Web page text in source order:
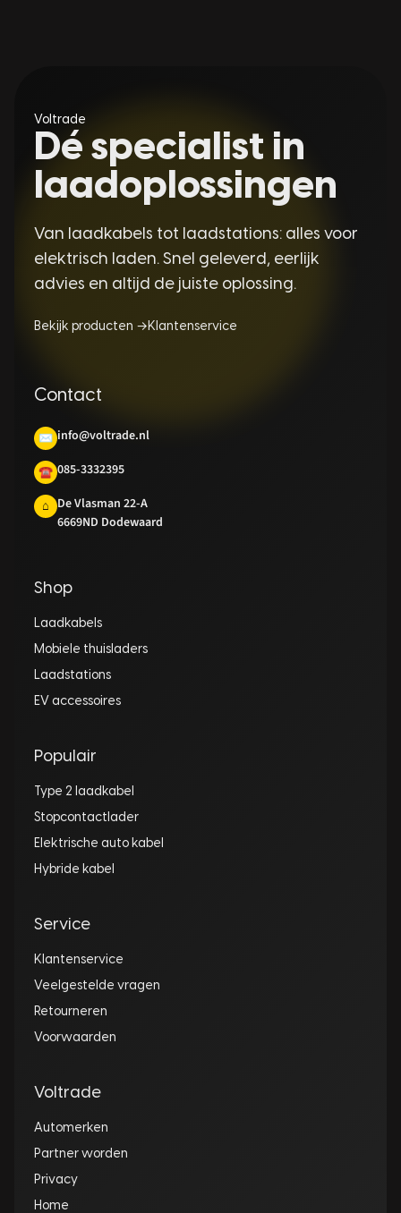
Voltrade
Dé specialist in
laadoplossingen
Van laadkabels tot laadstations: alles voor
elektrisch laden. Snel geleverd, eerlijk
advies en altijd de juiste oplossing.
Bekijk producten →Klantenservice
Contact
✉ info@voltrade.nl
☎ 085-3332395
⌂
De Vlasman 22-A
6669ND Dodewaard
Shop
Laadkabels
Mobiele thuisladers
Laadstations
EV accessoires
Populair
Type 2 laadkabel
Stopcontactlader
Elektrische auto kabel
Hybride kabel
Service
Klantenservice
Veelgestelde vragen
Retourneren
Voorwaarden
Voltrade
Automerken
Partner worden
Privacy
Home